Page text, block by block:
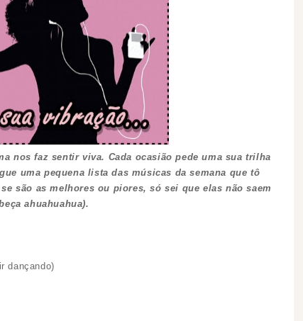
nos faz sentir viva. Cada ocasião pede uma sua trilha
uma pequena lista das músicas da semana que tô
são as melhores ou piores, só sei que elas não saem
ahuahuahua).
dançando)